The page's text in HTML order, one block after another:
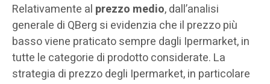
Relativamente al prezzo medio, dall’analisi
generale di QBerg si evidenzia che il prezzo più
basso viene praticato sempre dagli Ipermarket, in
tutte le categorie di prodotto considerate. La
strategia di prezzo degli Ipermarket, in particolare